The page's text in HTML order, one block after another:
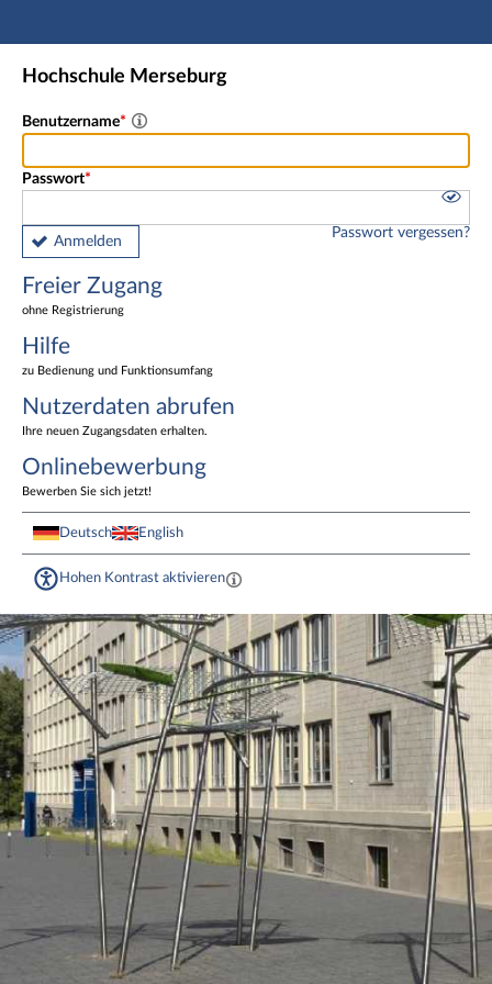
Hauptnavigation
Freier Zugang
Nutzerdaten abrufen
Fußzeile
Hochschule Merseburg
Benutzername
Passwort
Anmelden
Passwort vergessen?
Freier Zugang
ohne Registrierung
Hilfe
zu Bedienung und Funktionsumfang
Nutzerdaten abrufen
Ihre neuen Zugangsdaten erhalten.
Onlinebewerbung
Bewerben Sie sich jetzt!
Deutsch English
Hohen Kontrast aktivieren